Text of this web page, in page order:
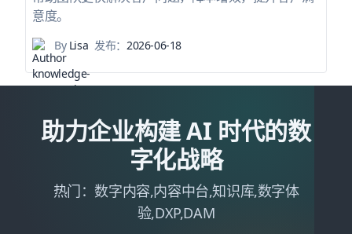
意度。
ByLisa 发布：2026-06-18
助力企业构建 AI 时代的数
字化战略
热门：数字内容,内容中台,知识库,数字体
验,DXP,DAM